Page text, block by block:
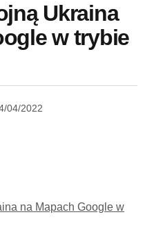
Ukraina
w trybie
04/2022
na Mapach Google w